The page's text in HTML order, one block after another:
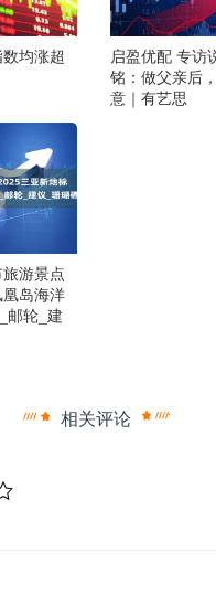
均涨超
启盈优配 专访
铭：做父亲后
意｜有艺思
游景点
岛海洋
邮轮_建
相关评论